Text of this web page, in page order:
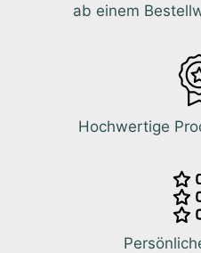
ab einem
Hochwertige